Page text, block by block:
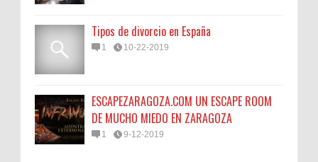
Tipos de divorcio en España
1 10-22-2019
ESCAPEZARAGOZA.COM UN ESCAPE ROOM
DE MUCHO MIEDO EN ZARAGOZA
1 9-12-2019